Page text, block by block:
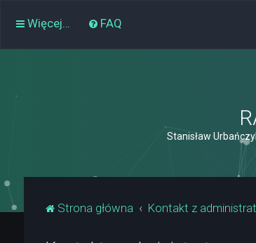
Więcej… FAQ
Stanisław
Strona główna Kontakt z